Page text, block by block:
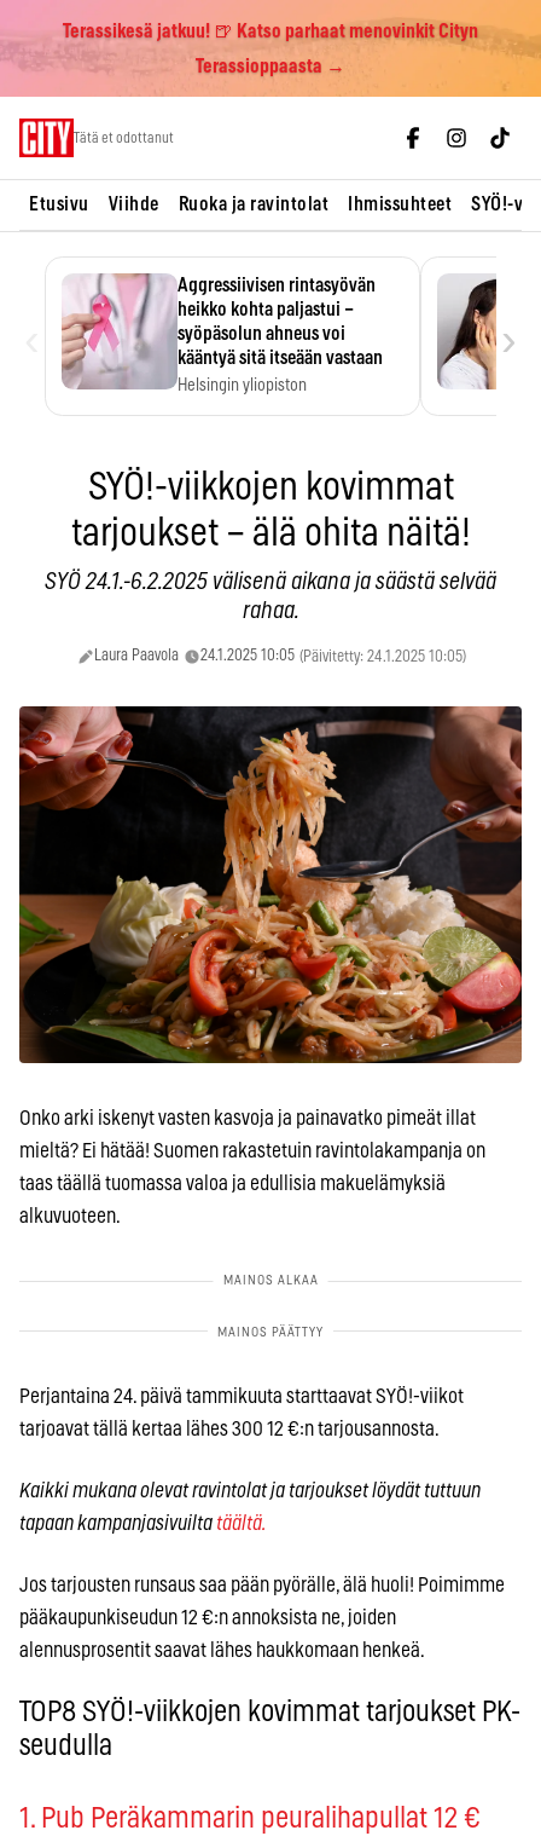
Terassikesä jatkuu! 🍺 Katso parhaat menovinkit Cityn
Terassioppaasta →
Tätä et odottanut
Etusivu Viihde Ruoka ja ravintolat Ihmissuhteet SYÖ!-
Aggressiivisen rintasyövän
heikko kohta paljastui –
syöpäsolun ahneus voi
kääntyä sitä itseään vastaan
Helsingin yliopiston
›
SYÖ!-viikkojen kovimmat
tarjoukset – älä ohita näitä!
SYÖ 24.1.-6.2.2025 välisenä aikana ja säästä selvää
rahaa.
Laura Paavola 24.1.2025 10:05 (Päivitetty: 24.1.2025 10:05)
Onko arki iskenyt vasten kasvoja ja painavatko pimeät illat
mieltä? Ei hätää! Suomen rakastetuin ravintolakampanja on
taas täällä tuomassa valoa ja edullisia makuelämyksiä
alkuvuoteen.
Perjantaina 24. päivä tammikuuta starttaavat SYÖ!-viikot
tarjoavat tällä kertaa lähes 300 12 €:n tarjousannosta.
Kaikki mukana olevat ravintolat ja tarjoukset löydät tuttuun
tapaan kampanjasivuilta täältä.
Jos tarjousten runsaus saa pään pyörälle, älä huoli! Poimimme
pääkaupunkiseudun 12 €:n annoksista ne, joiden
alennusprosentit saavat lähes haukkomaan henkeä.
TOP8 SYÖ!-viikkojen kovimmat tarjoukset PK-
seudulla
1. Pub Peräkammarin peuralihapullat 12 €